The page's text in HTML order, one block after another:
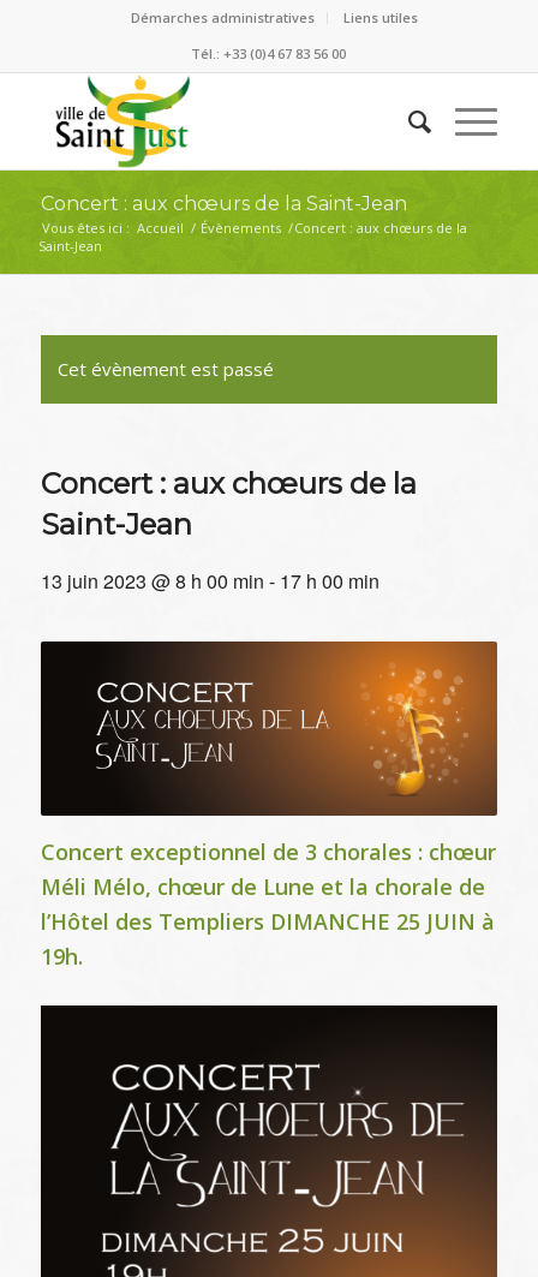
Démarches administratives
Liens utiles
Tél.: +33 (0)4 67 83 56 00
Concert : aux chœurs de la Saint-Jean
Vous êtes ici : Accueil / Évènements /Concert : aux chœurs de la
Saint-Jean
Cet évènement est passé
Concert : aux chœurs de la
Saint-Jean
13 juin 2023 @ 8 h 00 min - 17 h 00 min
Concert exceptionnel de 3 chorales : chœur
Méli Mélo, chœur de Lune et la chorale de
l’Hôtel des Templiers DIMANCHE 25 JUIN à
19h.